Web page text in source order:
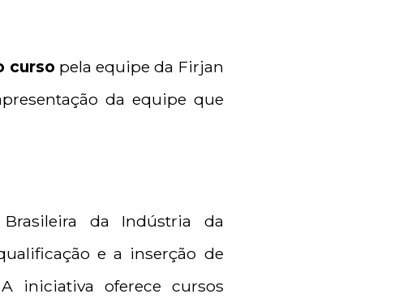
curso pela equipe da Firjan
da equipe que
da Indústria da
e a inserção de
iniciativa oferece cursos